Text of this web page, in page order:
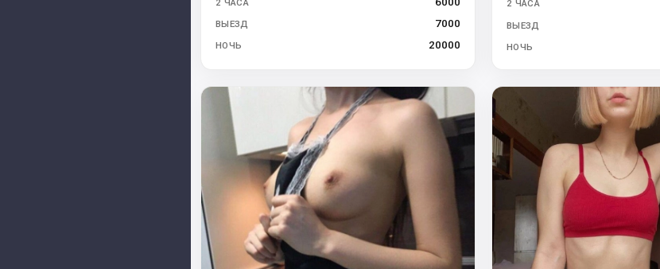
2 ЧАСА
ВЫЕЗД 7000
НОЧЬ 20000
2 ЧАСА
ВЫЕЗД
НОЧЬ